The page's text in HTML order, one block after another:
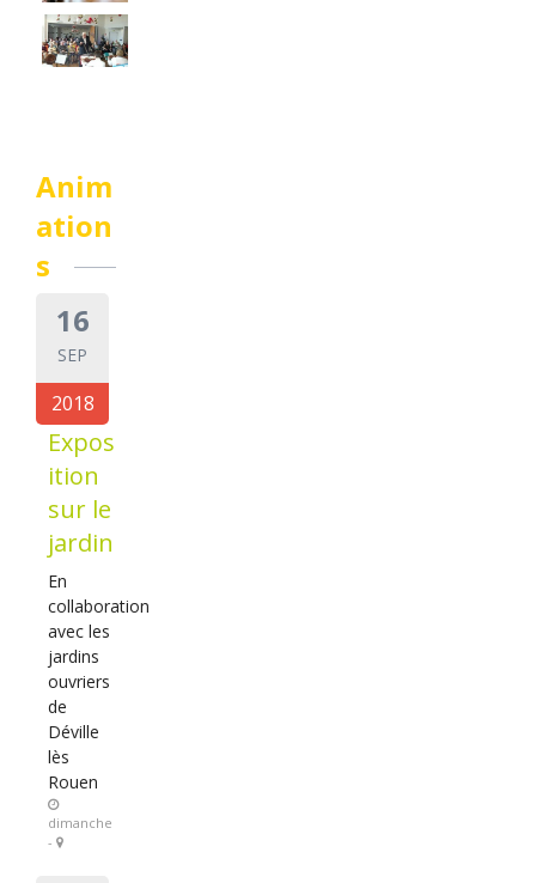
Anim
ation
s
16
SEP
2018
Expos
ition
sur le
jardin
En
collaboration
avec les
jardins
ouvriers
de
Déville
lès
Rouen
dimanche
-